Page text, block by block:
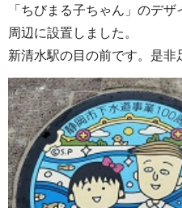
「ちびまる子ちゃん」のデ
周辺に設置しました。
新清水駅の目の前です。是非